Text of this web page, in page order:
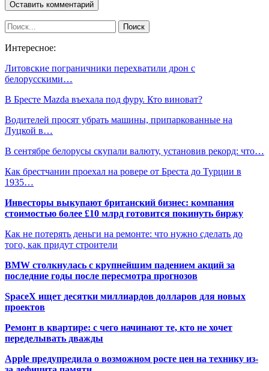
Интересное:
Литовские пограничники перехватили дрон с
белорусскими…
В Бресте Mazda въехала под фуру. Кто виноват?
Водителей просят убрать машины, припаркованные на
Луцкой в…
В сентябре белорусы скупали валюту, установив рекорд: что…
Как брестчанин проехал на ровере от Бреста до Турции в
1935…
Инвесторы выкупают британский бизнес: компания
стоимостью более £10 млрд готовится покинуть биржу
Как не потерять деньги на ремонте: что нужно сделать до
того, как придут строители
BMW столкнулась с крупнейшим падением акций за
последние годы после пересмотра прогнозов
SpaceX ищет десятки миллиардов долларов для новых
проектов
Ремонт в квартире: с чего начинают те, кто не хочет
переделывать дважды
Apple предупредила о возможном росте цен на технику из-